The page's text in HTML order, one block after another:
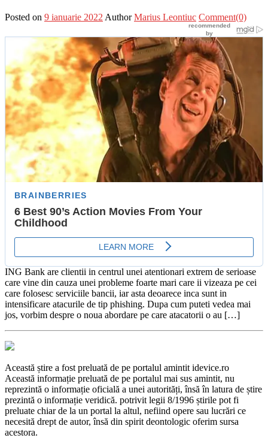
Posted on 9 ianuarie 2022 Author Marius Leontiuc Comment(0)
ING Bank are clientii in centrul unei atentionari extrem de serioase
care vine din cauza unei probleme foarte mari care ii vizeaza pe cei
care folosesc serviciile bancii, iar asta deoarece inca sunt in
intensificare atacurile de tip phishing. Dupa cum puteti vedea mai
jos, vorbim despre o noua abordare pe care atacatorii o au […]
Această știre a fost preluată de pe portalul amintit idevice.ro
Această informație preluată de pe portalul mai sus amintit, nu
reprezintă o informație oficială a unei autorități, însă în latura de știre
prezintă o informație veridică. potrivit legii 8/1996 știrile pot fi
preluate chiar de la un portal la altul, nefiind opere sau lucrări ce
necesită drept de autor, însă din spirit deontologic oferim sursa
acestora.